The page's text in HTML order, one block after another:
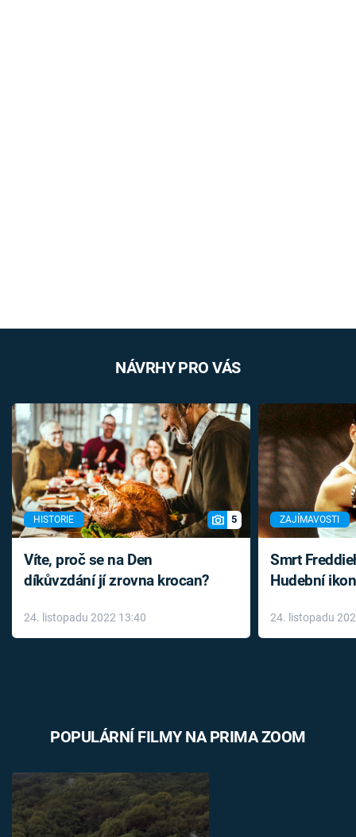
NÁVRHY PRO VÁS
HISTORIE 5
Víte, proč se na Den
díkůvzdání jí zrovna krocan?
24. listopadu 2022 13:40
ZAJÍMAVOSTI
Smrt
Hudební
léky
24. listopadu
POPULÁRNÍ FILMY NA PRIMA ZOOM